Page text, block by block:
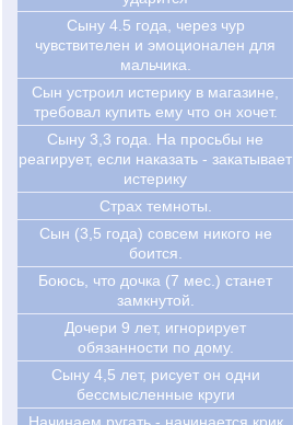
Сыну 4.5 года, через чур
чувствителен и эмоционален для
мальчика.
Сын устроил истерику в магазине,
требовал купить ему что он хочет.
Сыну 3,3 года. На просьбы не
реагирует, если наказать - закатывает
истерику
Страх темноты.
Сын (3,5 года) совсем никого не
боится.
Боюсь, что дочка (7 мес.) станет
замкнутой.
Дочери 9 лет, игнорирует
обязанности по дому.
Сыну 4,5 лет, рисует он одни
бессмысленные круги